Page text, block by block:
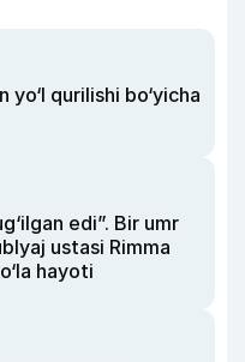
qurilishi bo‘yicha
edi”. Bir umr
ustasi Rimma
hayoti